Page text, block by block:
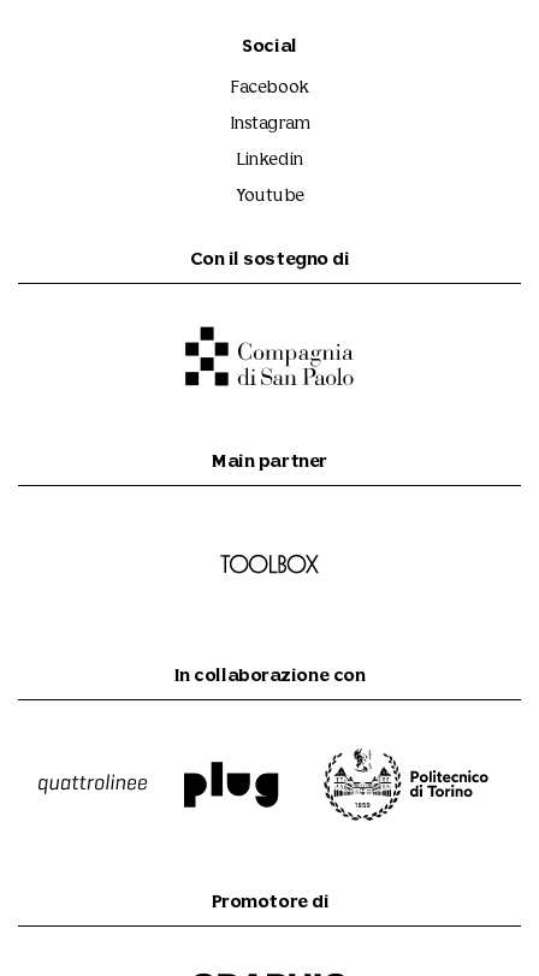
Social
Facebook
Instagram
Linkedin
Youtube
Con il sostegno di
Main partner
In collaborazione con
Promotore di